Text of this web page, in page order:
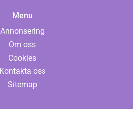
Menu
Annonsering
Om oss
Cookies
Kontakta oss
Sitemap